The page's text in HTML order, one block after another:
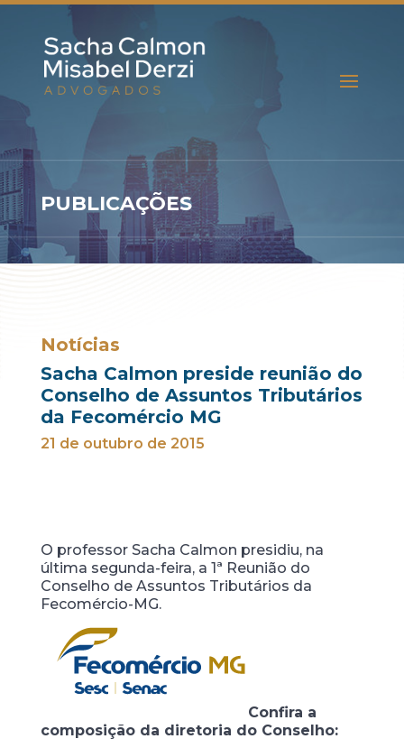
PUBLICAÇÕES
Notícias
Sacha Calmon preside reunião do
Conselho de Assuntos Tributários
da Fecomércio MG
21 de outubro de 2015
O professor Sacha Calmon presidiu, na
última segunda-feira, a 1ª Reunião do
Conselho de Assuntos Tributários da
Fecomércio-MG.
Confira a
composição da diretoria do Conselho: